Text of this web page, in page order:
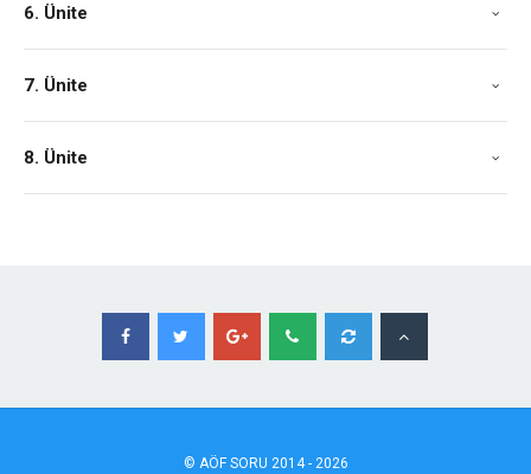
6. Ünite
7. Ünite
8. Ünite
© AÖFSORU 2014 - 2026